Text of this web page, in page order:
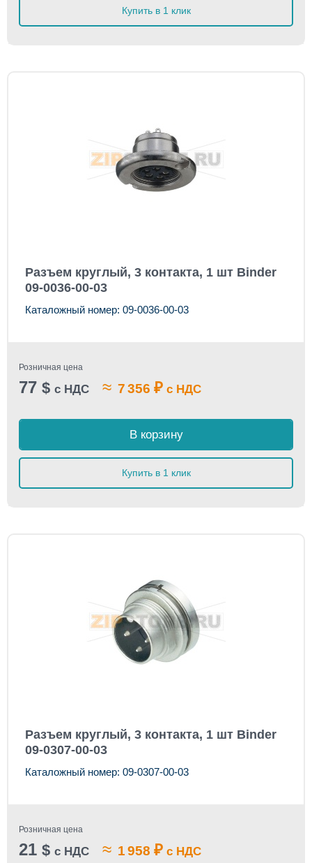
Купить в 1 клик
Разъем круглый, 3 контакта, 1 шт Binder
09-0036-00-03
Каталожный номер: 09-0036-00-03
Розничная цена
77 $ с НДС ≈ 7 356 ₽ с НДС
В корзину
Купить в 1 клик
Разъем круглый, 3 контакта, 1 шт Binder
09-0307-00-03
Каталожный номер: 09-0307-00-03
Розничная цена
21 $ с НДС ≈ 1 958 ₽ с НДС